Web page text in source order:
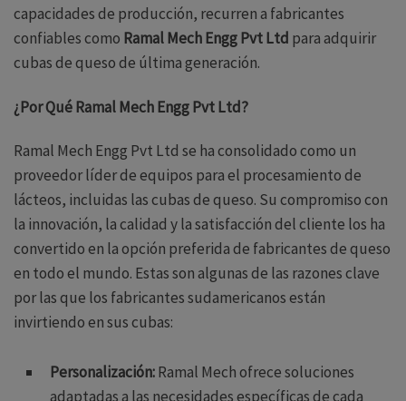
capacidades de producción, recurren a fabricantes
confiables como Ramal Mech Engg Pvt Ltd para adquirir
cubas de queso de última generación.
¿Por Qué Ramal Mech Engg Pvt Ltd?
Ramal Mech Engg Pvt Ltd se ha consolidado como un
proveedor líder de equipos para el procesamiento de
lácteos, incluidas las cubas de queso. Su compromiso con
la innovación, la calidad y la satisfacción del cliente los ha
convertido en la opción preferida de fabricantes de queso
en todo el mundo. Estas son algunas de las razones clave
por las que los fabricantes sudamericanos están
invirtiendo en sus cubas:
Personalización:Ramal Mech ofrece soluciones
adaptadas a las necesidades específicas de cada